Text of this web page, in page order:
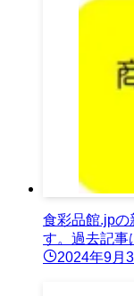
食彩品館.jpの
す。過去記事
2024年9月3